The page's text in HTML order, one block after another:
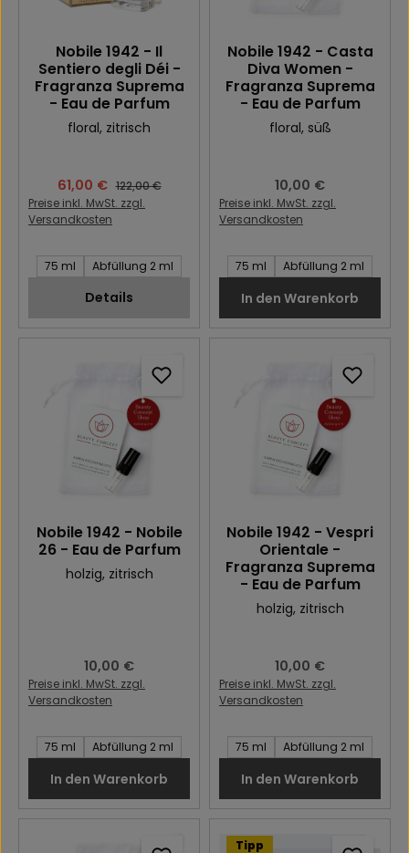
Nobile 1942 - Il
Sentiero degli Déi -
Fragranza Suprema
- Eau de Parfum
floral, zitrisch
Verkaufspreis:
61,00 € Regulärer Preis:
122,00 €
Preise inkl. MwSt. zzgl.
Versandkosten
Inhalt des Artikel:
75 ml Abfüllung 2 ml
Details
Nobile 1942 - Casta
Diva Women -
Fragranza Suprema
- Eau de Parfum
floral, süß
Regulärer Preis:
10,00 €
Preise inkl. MwSt. zzgl.
Versandkosten
Inhalt des Artikel:
75 ml Abfüllung 2 ml
In den Warenkorb
Nobile 1942 - Nobile
26 - Eau de Parfum
holzig, zitrisch
Regulärer Preis:
10,00 €
Preise inkl. MwSt. zzgl.
Versandkosten
Inhalt des Artikel:
75 ml Abfüllung 2 ml
In den Warenkorb
Nobile 1942 - Vespri
Orientale -
Fragranza Suprema
- Eau de Parfum
holzig, zitrisch
Regulärer Preis:
10,00 €
Preise inkl. MwSt. zzgl.
Versandkosten
Inhalt des Artikel:
75 ml Abfüllung 2 ml
In den Warenkorb
Tipp